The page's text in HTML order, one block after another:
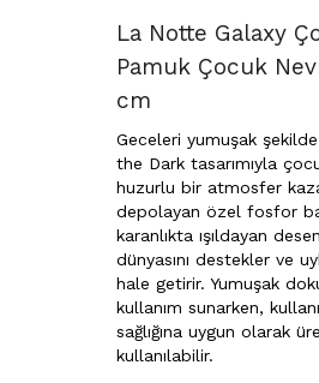
La Notte Galaxy
Pamuk Çocuk
cm
Geceleri yumuşak
the Dark tasarımıyla
huzurlu bir atmosfer
depolayan özel fosfor
karanlıkta ışıldayan
dünyasını destekler ve
hale getirir. Yumuşak
kullanım sunarken,
sağlığına uygun olarak
kullanılabilir.